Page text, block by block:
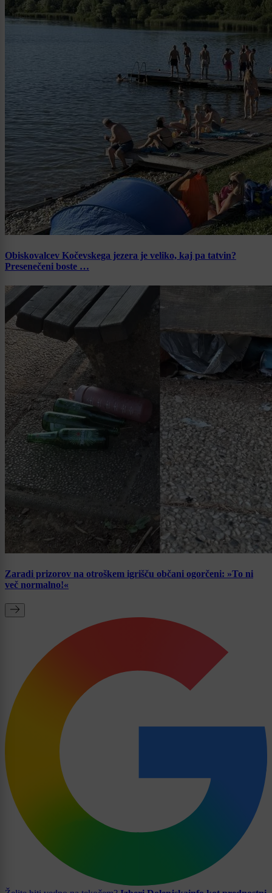
Obiskovalcev Kočevskega jezera je veliko, kaj pa tatvin?
Presenečeni boste …
Zaradi prizorov na otroškem igrišču občani ogorčeni: »To ni
več normalno!«